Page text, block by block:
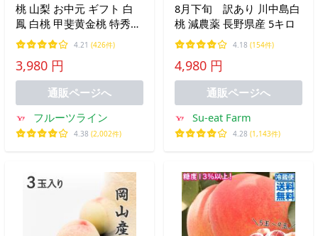
桃 山梨 お中元 ギフト 白
鳳 白桃 甲斐黄金桃 特秀
約1kg 4個入 送料無料※一
部地域を除く
4.21 (426件)
3,980 円
通販ページへ
フルーツライン
4.38 (2,002件)
8月下旬 訳あり 川中島白
桃 減農薬 長野県産 5キロ
4.18 (154件)
4,980 円
通販ページへ
Su-eat Farm
4.28 (1,143件)